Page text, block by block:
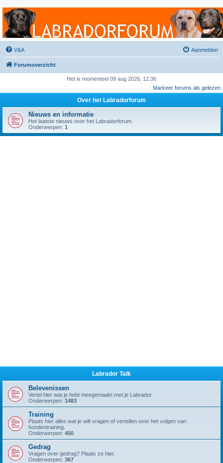
Labradorforum
Het gezelligste Labradorforum van Nederland en België!
V&A Aanmelden
Forumoverzicht
Het is momenteel 09 aug 2026, 12:36
Markeer forums als gelezen
Over het Labradorforum
Nieuws en informatie
Het laatste nieuws over het Labradorforum.
Onderwerpen: 1
Labrador Talk
Belevenissen
Vertel hier wat je hebt meegemaakt met je Labrador.
Onderwerpen: 1483
Training
Plaats hier alles wat je wilt vragen of vertellen over het volgen van
hondentraining.
Onderwerpen: 450
Gedrag
Vragen over gedrag? Plaats ze hier.
Onderwerpen: 367